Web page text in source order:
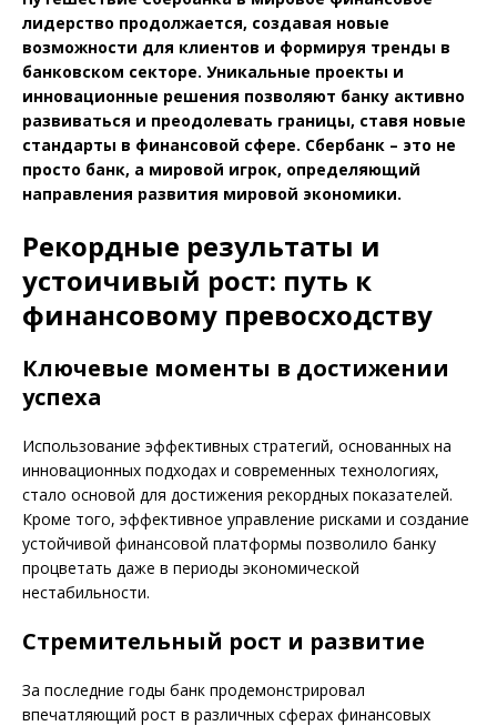
лидерство продолжается, создавая новые
возможности для клиентов и формируя тренды в
банковском секторе. Уникальные проекты и
инновационные решения позволяют банку активно
развиваться и преодолевать границы, ставя новые
стандарты в финансовой сфере. Сбербанк – это не
просто банк, а мировой игрок, определяющий
направления развития мировой экономики.
Рекордные результаты и
устоичивый рост: путь к
финансовому превосходству
Ключевые моменты в достижении
успеха
Использование эффективных стратегий, основанных на
инновационных подходах и современных технологиях,
стало основой для достижения рекордных показателей.
Кроме того, эффективное управление рисками и создание
устойчивой финансовой платформы позволило банку
процветать даже в периоды экономической
нестабильности.
Стремительный рост и развитие
За последние годы банк продемонстрировал
впечатляющий рост в различных сферах финансовых